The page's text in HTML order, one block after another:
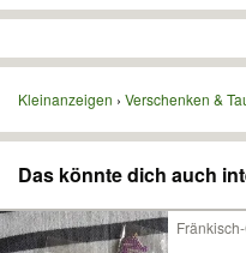
Kleinanzeigen Verschenken &
Das könnte dich auch